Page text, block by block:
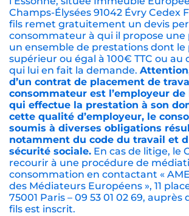
Champs-Élysées 91042 Évry Cedex
fils remet gratuitement un devis
consommateur à qui il propose une
un ensemble de prestations dont le
supérieur ou égal à 100€ TTC ou
qui lui en fait la demande.
d’un contrat de placement de
consommateur est l’employeur de
qui effectue la prestation à son
cette qualité d’employeur, le
soumis à diverses obligations
notamment du code du travail et
sécurité sociale. En cas de litige, le
recourir à une procédure de
consommation en contactant «
des Médiateurs Européens », 11
75001 Paris – 09 53 01 02 69,
fils est inscrit.